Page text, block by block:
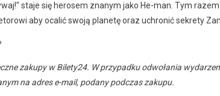
staje się herosem znanym jako He-man. Tym
aby ocalić swoją planetę oraz uchronić sekrety
zakupy w Bilety24. W przypadku odwołania
na adres e-mail, podany podczas zakupu.